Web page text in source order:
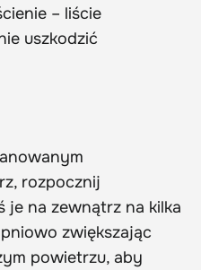
– liście
uszkodzić
rozpocznij
je na zewnątrz na kilka
zwiększając
powietrzu, aby